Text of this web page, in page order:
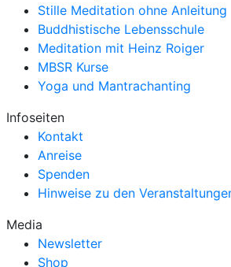
Stille Meditation ohne Anleitung
Buddhistische Lebensschule
Meditation mit Heinz Roiger
MBSR Kurse
Yoga und Mantrachanting
Infoseiten
Kontakt
Anreise
Spenden
Hinweise zu den
Media
Newsletter
Shop